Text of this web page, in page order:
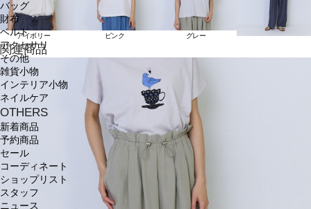
バッグ
財布
ベルト
アクセサリ
その他
雑貨小物
インテリア小物
ネイルケア
OTHERS
新着商品
予約商品
セール
コーディネート
ショップリスト
スタッフ
ニュース
アイボリー ピンク グレー
関連商品